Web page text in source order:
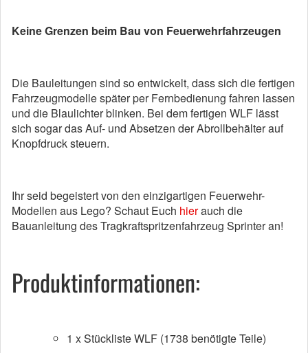
Keine Grenzen beim Bau von Feuerwehrfahrzeugen
Die Bauleitungen sind so entwickelt, dass sich die fertigen
Fahrzeugmodelle später per Fernbedienung fahren lassen
und die Blaulichter blinken. Bei dem fertigen WLF lässt
sich sogar das Auf- und Absetzen der Abrollbehälter auf
Knopfdruck steuern.
Ihr seid begeistert von den einzigartigen Feuerwehr-
Modellen aus Lego? Schaut Euch hierauch die
Bauanleitung des Tragkraftspritzenfahrzeug Sprinter an!
Produktinformationen:
1 x Stückliste WLF (1738 benötigte Teile)